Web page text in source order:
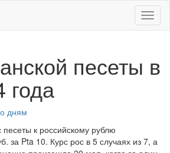
Меню
песеты в
года
дням
к российскому рублю
за Pta 10. Курс рос в 5 случаях из 7, а